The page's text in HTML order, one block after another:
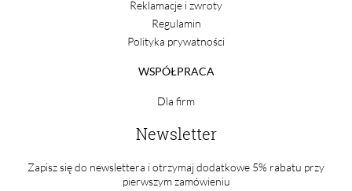
Reklamacje i zwroty
Regulamin
Polityka prywatności
WSPÓŁPRACA
Dla firm
Newsletter
Zapisz się do newslettera i otrzymaj dodatkowe 5% rabatu przy
pierwszym zamówieniu